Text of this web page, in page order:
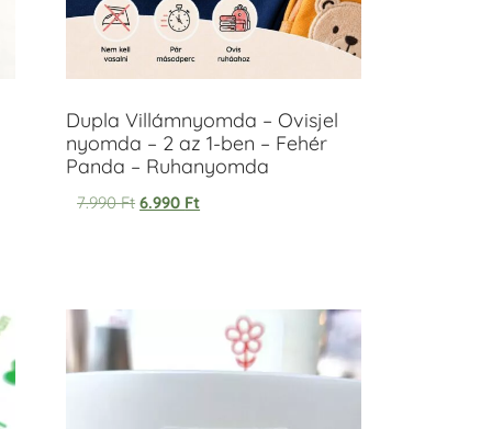
Dupla Villámnyomda – Ovisjel
nyomda – 2 az 1-ben – Fehér
Panda – Ruhanyomda
7.990Ft 6.990 Ft